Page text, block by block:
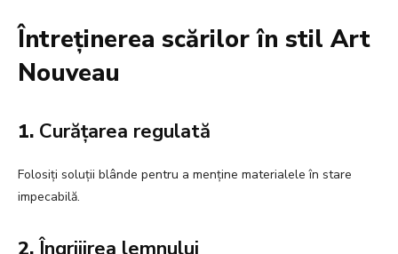
Întreținerea scărilor în stil Art
Nouveau
1. Curățarea regulată
Folosiți soluții blânde pentru a menține materialele în stare
impecabilă.